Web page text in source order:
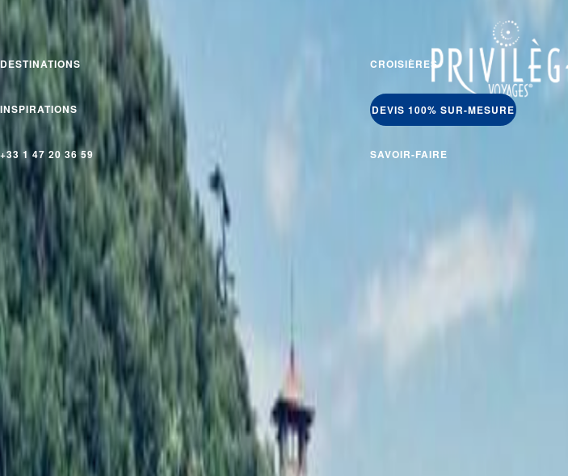
DESTINATIONS CROISIÈRES
INSPIRATIONS DEVIS 100% SUR-MESURE
+33 1 47 20 36 59 SAVOIR-FAIRE